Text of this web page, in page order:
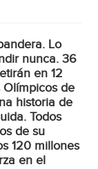
Lo
nunca. 36
en 12
de
historia de
Todos
de su
120 millones
en el